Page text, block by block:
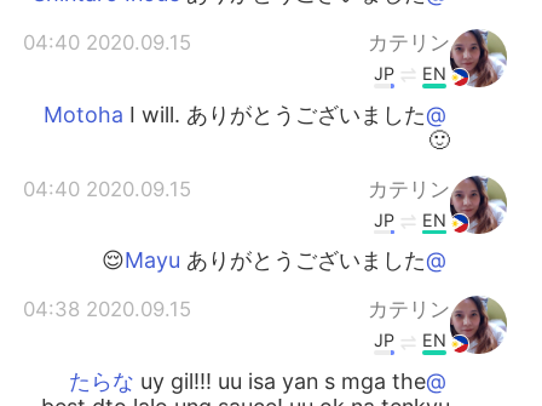
カテリン
2020.09.15 04:40
EN
JP
@Motoha
I will. ありがとうございました
🙂
カテリン
2020.09.15 04:40
EN
JP
@Mayu
ありがとうございました😌
カテリン
2020.09.15 04:38
EN
JP
@たらな
uy gil!!! uu isa yan s mga the